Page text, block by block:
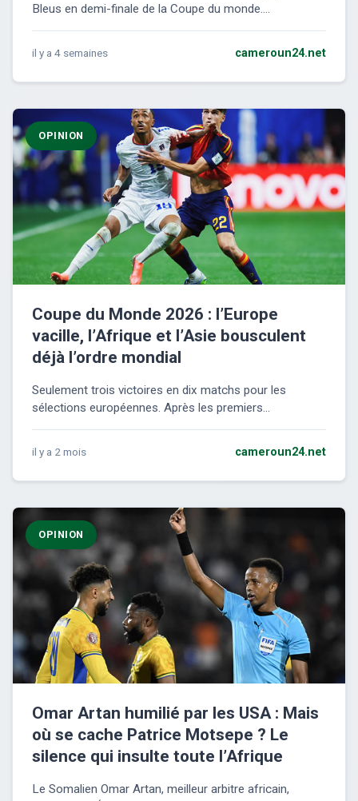
Bleus en demi-finale de la Coupe du monde....
il y a 4 semaines cameroun24.net
OPINION
Coupe du Monde 2026 : l’Europe
vacille, l’Afrique et l’Asie bousculent
déjà l’ordre mondial
Seulement trois victoires en dix matchs pour les
sélections européennes. Après les premiers...
il y a 2 mois cameroun24.net
OPINION
Omar Artan humilié par les USA : Mais
où se cache Patrice Motsepe ? Le
silence qui insulte toute l’Afrique
Le Somalien Omar Artan, meilleur arbitre africain,